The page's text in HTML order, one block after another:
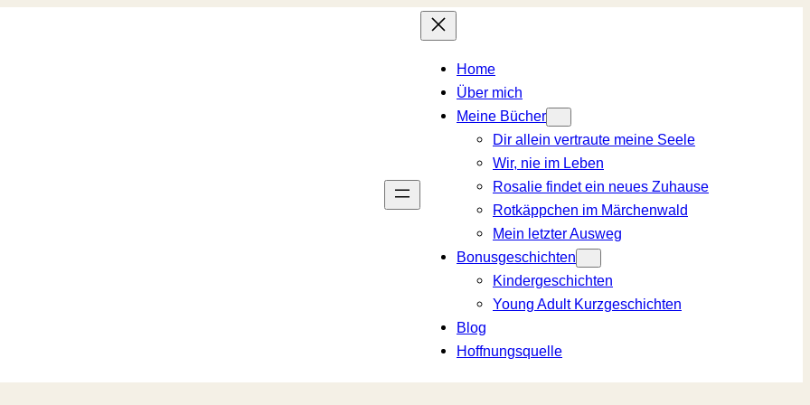
Home
Über mich
Meine Bücher
Dir allein vertraute meine Seele
Wir, nie im Leben
Rosalie findet ein neues Zuhause
Rotkäppchen im Märchenwald
Mein letzter Ausweg
Bonusgeschichten
Kindergeschichten
Young Adult Kurzgeschichten
Blog
Hoffnungsquelle